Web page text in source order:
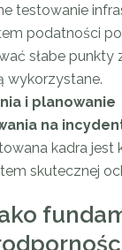
testowanie
podatności
słabe punkty
wykorzystane.
i planowanie
na
kadra jest
skutecznej